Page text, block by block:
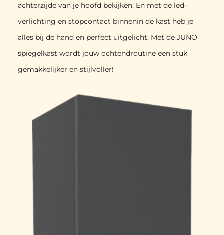
achterzijde van je hoofd bekijken. En met de led-
verlichting en stopcontact binnenin de kast heb je
alles bij de hand en perfect uitgelicht. Met de JUNO
spiegelkast wordt jouw ochtendroutine een stuk
gemakkelijker en stijlvoller!